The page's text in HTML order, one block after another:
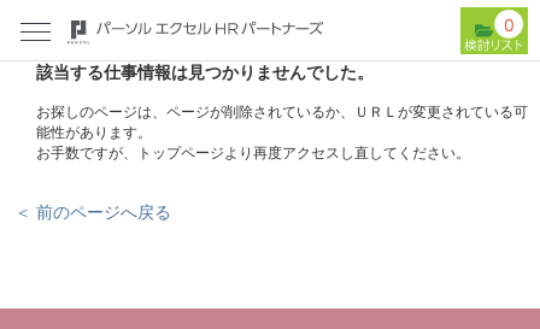
0
該当する仕事情報は見つかりませんでした。
お探しのページは、ページが削除されているか、ＵＲＬが変更されている可
能性があります。
お手数ですが、トップページより再度アクセスし直してください。
＜ 前のページへ戻る